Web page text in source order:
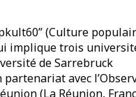
(Culture
implique trois
de Sarrebruck
avec
(La Réunion,